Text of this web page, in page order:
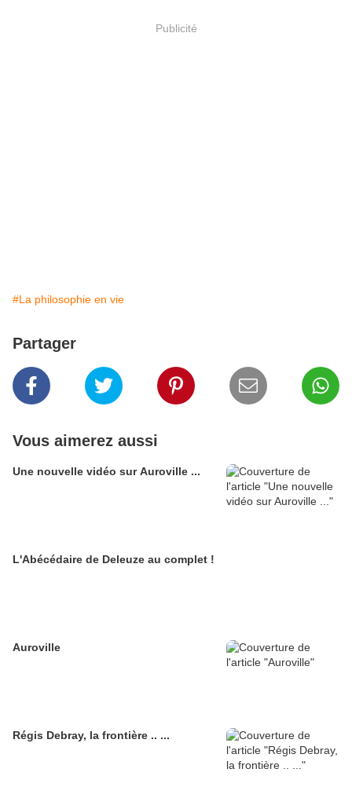
Publicité
#La philosophie en vie
Partager
Vous aimerez aussi
Une nouvelle vidéo sur Auroville ...
L'Abécédaire de Deleuze au complet !
Auroville
Régis Debray, la frontière .. ...